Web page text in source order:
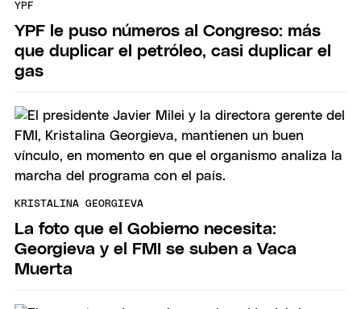
YPF
YPF le puso números al Congreso: más
que duplicar el petróleo, casi duplicar el
gas
KRISTALINA GEORGIEVA
La foto que el Gobierno necesita:
Georgieva y el FMI se suben a Vaca
Muerta